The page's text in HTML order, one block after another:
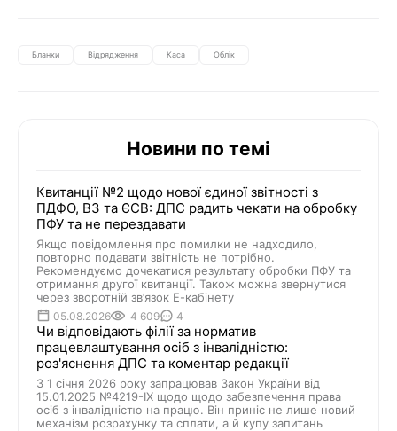
Бланки Відрядження Каса Облік
Новини по темі
Квитанції №2 щодо нової єдиної звітності з
ПДФО, ВЗ та ЄСВ: ДПС радить чекати на обробку
ПФУ та не перездавати
Якщо повідомлення про помилки не надходило,
повторно подавати звітність не потрібно.
Рекомендуємо дочекатися результату обробки ПФУ та
отримання другої квитанції. Також можна звернутися
через зворотній зв’язок Е-кабінету
05.08.2026 4 609 4
Чи відповідають філії за норматив
працевлаштування осіб з інвалідністю:
роз'яснення ДПС та коментар редакції
З 1 січня 2026 року запрацював Закон України від
15.01.2025 №4219-IX щодо щодо забезпечення права
осіб з інвалідністю на працю. Він приніс не лише новий
механізм розрахунку та сплати, а й купу запитань